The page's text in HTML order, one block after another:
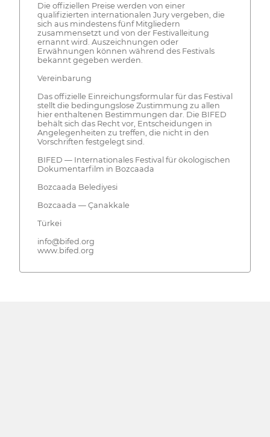
Die offiziellen Preise werden von einer
qualifizierten internationalen Jury vergeben, die
sich aus mindestens fünf Mitgliedern
zusammensetzt und von der Festivalleitung
ernannt wird. Auszeichnungen oder
Erwähnungen können während des Festivals
bekannt gegeben werden.
Vereinbarung
Das offizielle Einreichungsformular für das Festival
stellt die bedingungslose Zustimmung zu allen
hier enthaltenen Bestimmungen dar. Die BIFED
behält sich das Recht vor, Entscheidungen in
Angelegenheiten zu treffen, die nicht in den
Vorschriften festgelegt sind.
BIFED — Internationales Festival für ökologischen
Dokumentarfilm in Bozcaada
Bozcaada Belediyesi
Bozcaada — Çanakkale
Türkei
info@bifed.org
www.bifed.org